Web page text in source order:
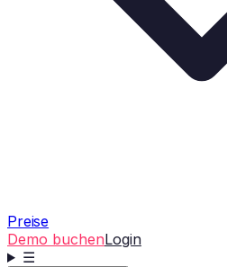
Preise
Demo buchenLogin
☰